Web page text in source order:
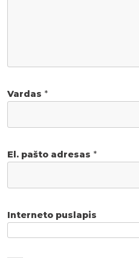
Vardas *
El. pašto adresas *
Interneto puslapis